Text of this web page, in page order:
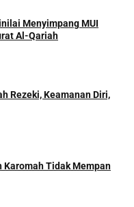
Menyimpang MUI
Al-Qariah
Rezeki, Keamanan Diri,
Tidak Mempan